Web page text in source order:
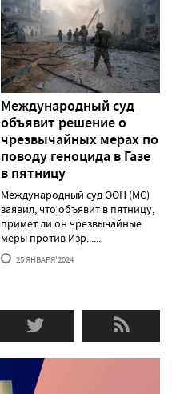
Международный суд
объявит решение о
чрезвычайных мерах по
поводу геноцида в Газе
в пятницу
Международный суд ООН (МС)
заявил, что объявит в пятницу,
примет ли он чрезвычайные
меры против Изр......
25 ЯНВАРЯ'2024